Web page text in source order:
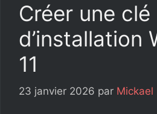
Créer une clé
d’installation
11
23 janvier 2026 par Mickael